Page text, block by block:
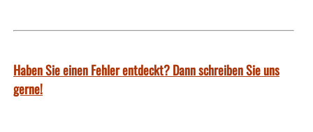
Haben Sie einen Fehler entdeckt? Dann schreiben Sie uns
gerne!